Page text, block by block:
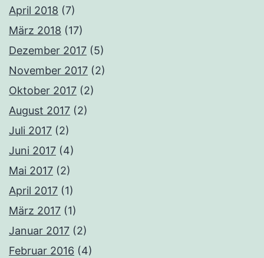
April 2018 (7)
März 2018 (17)
Dezember 2017 (5)
November 2017 (2)
Oktober 2017 (2)
August 2017 (2)
Juli 2017 (2)
Juni 2017 (4)
Mai 2017 (2)
April 2017 (1)
März 2017 (1)
Januar 2017 (2)
Februar 2016 (4)